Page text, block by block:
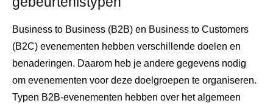
Business to Business (B2B) en Business to Customers
(B2C) evenementen hebben verschillende doelen en
benaderingen. Daarom heb je andere gegevens nodig
om evenementen voor deze doelgroepen te organiseren.
Typen B2B-evenementen hebben over het algemeen